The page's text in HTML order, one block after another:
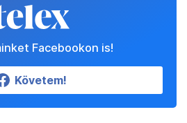
Facebookon is!
Követem!